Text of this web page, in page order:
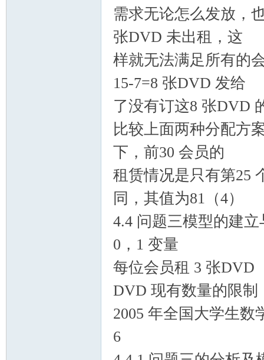
需求无论怎么发放，
张DVD 未出租，这
样就无法满足所有的
15-7=8 张DVD 发给
了没有订这8 张DVD
比较上面两种分配方
下，前30 会员的
租赁情况是只有第25
同，其值为81（4）
4.4 问题三模型的建立
0，1 变量
每位会员租 3 张DVD
DVD 现有数量的限制
2005 年全国大学生数
6